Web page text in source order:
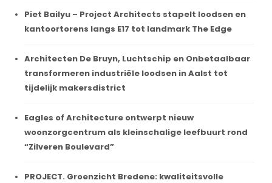
Piet Bailyu – Project Architects stapelt loodsen en
kantoortorens langs E17 tot landmark The Edge
Architecten De Bruyn, Luchtschip en Onbetaalbaar
transformeren industriële loodsen in Aalst tot
tijdelijk makersdistrict
Eagles of Architecture ontwerpt nieuw
woonzorgcentrum als kleinschalige leefbuurt rond
“Zilveren Boulevard”
PROJECT. Groenzicht Bredene: kwaliteitsvolle